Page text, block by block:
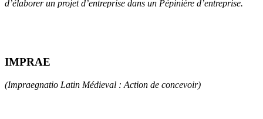
d’élaborer un projet d’entreprise dans un Pépinière d’entreprise.
IMPRAE
(Impraegnatio Latin Médieval : Action de concevoir)